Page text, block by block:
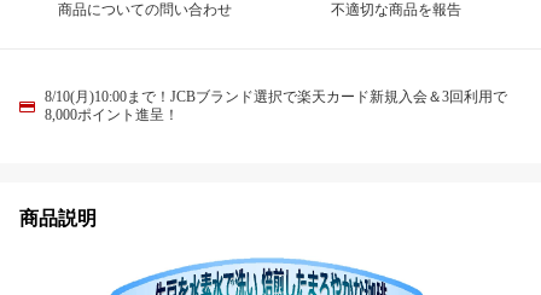
商品についての問い合わせ 不適切な商品を報告
8/10(月)10:00まで！JCBブランド選択で楽天カード新規入会＆3回利用で
8,000ポイント進呈！
商品説明